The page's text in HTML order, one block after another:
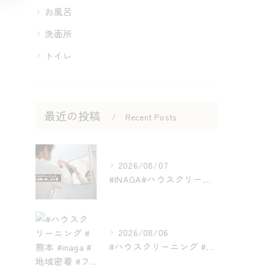
お風呂
洗面所
トイレ
最近の投稿 Recent Posts
2026/08/07
#INAGA#ハウスクリーニング#熊本#近く#オススメ
2026/08/06
#ハウスクリーニング #熊本 #inaga #地域密着 #フ...